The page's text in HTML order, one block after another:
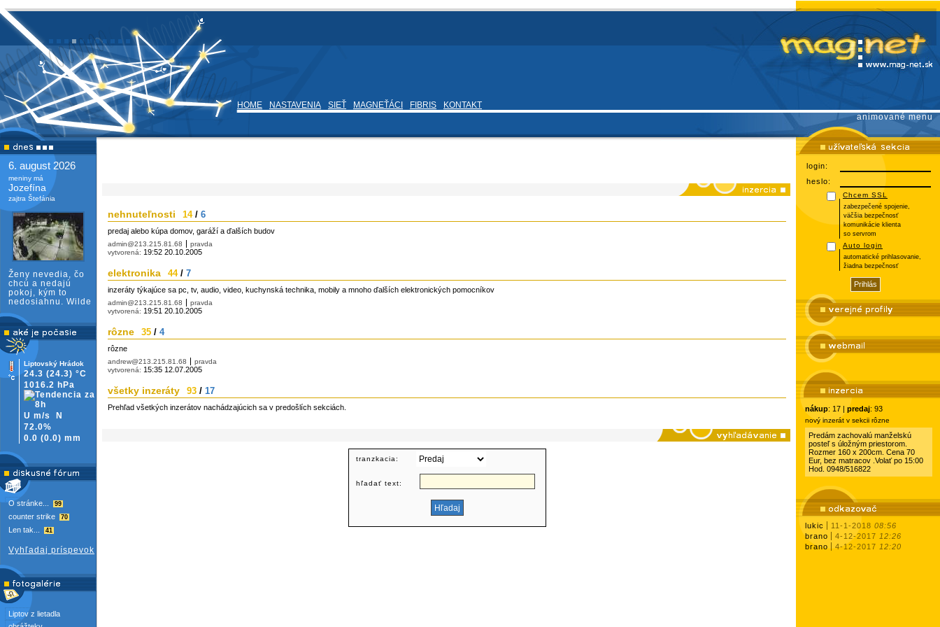
HOME NASTAVENIA SIEŤ MAGNEŤÁCI FIBRIS
KONTAKT
animované menu
6. august 2026
meniny má
Jozefína
zajtra Štefánia
Ženy nevedia, čo
chcú a nedajú
pokoj, kým to
nedosiahnu. Wilde
Liptovský Hrádok
24.3 (24.3) °C
1016.2 hPa
U m/s
N
72.0%
0.0 (0.0) mm
O stránke... 99
counter strike 70
Len tak... 41
Vyhľadaj príspevok
Liptov z lietadla
nehnuteľnosti 14/ 6
predaj alebo kúpa domov, garáží a ďalších budov
admin@213.215.81.68
pravda
vytvorená: 19:52 20.10.2005
elektronika 44/ 7
inzeráty týkajúce sa pc, tv, audio, video, kuchynská technika, mobily a mnoho ďalších elektronických pomocníkov
admin@213.215.81.68
pravda
vytvorená: 19:51 20.10.2005
rôzne 35 / 4
rôzne
andrew@213.215.81.68
pravda
vytvorená: 15:35 12.07.2005
všetky inzeráty 93 / 17
Prehľad všetkých inzerátov nachádzajúcich sa v predošlích sekciách.
tranzkacia:
hľadať text:
login:
heslo:
Chcem SSL
zabezpečené spojenie,
väčšia bezpečnosť
komunikácie klienta
so servrom
Auto login
automatické prihlasovanie,
žiadna bezpečnosť
nákup: 17 | predaj: 93
nový inzerát v sekcii rôzne
Predám zachovalú manželskú
posteľ s úložným priestorom.
Rozmer 160 x 200cm. Cena 70
Eur, bez matracov .Volať po 15:00
Hod. 0948/516822
lukic 11-1-2018 08:56
brano
4-12-2017 12:26
brano
4-12-2017 12:20